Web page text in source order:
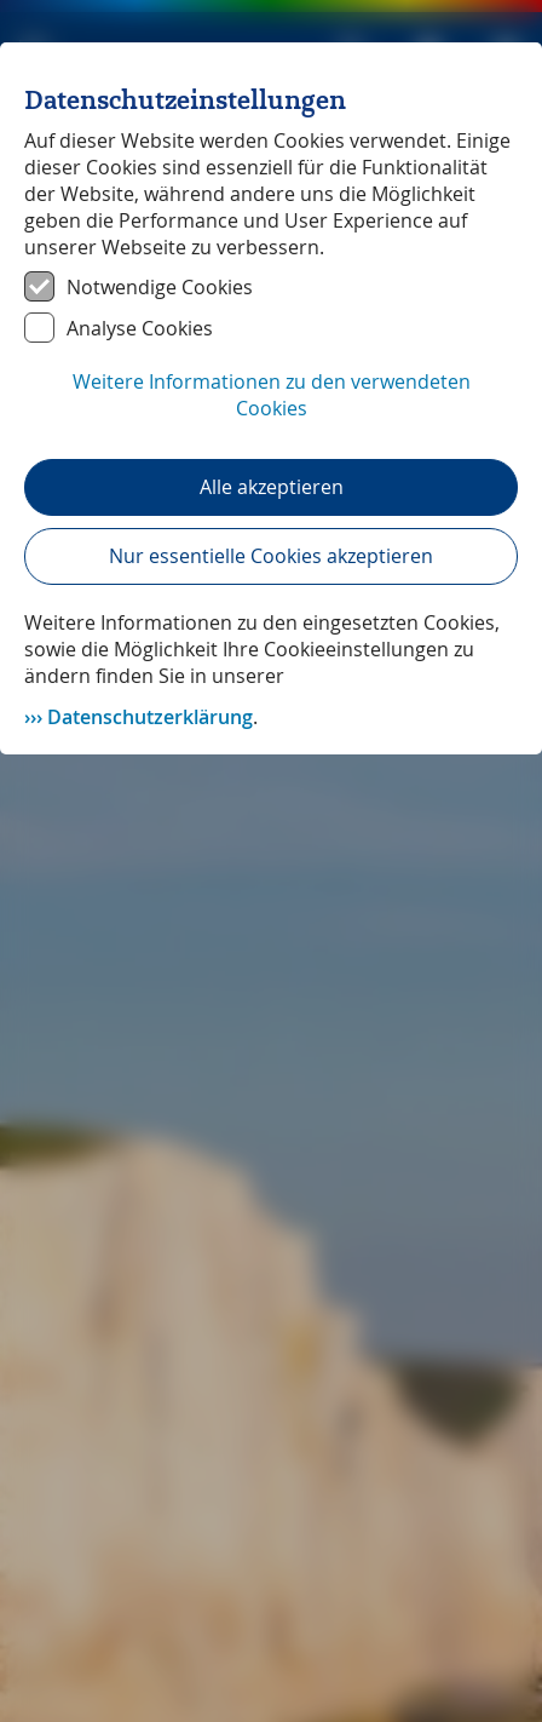
Michael Müller Verlag unabhängig seit 1979
Unsere Reiseführer zuGroßbritannien
Datenschutzeinstellungen
Auf dieser Website werden Cookies verwendet. Einige
dieser Cookies sind essenziell für die Funktionalität
der Website, während andere uns die Möglichkeit
geben die Performance und User Experience auf
unserer Webseite zu verbessern.
Notwendige Cookies
Analyse Cookies
Weitere Informationen zu den verwendeten
Cookies
Alle akzeptieren
Nur essentielle Cookies akzeptieren
Weitere Informationen zu den eingesetzten Cookies,
sowie die Möglichkeit Ihre Cookieeinstellungen zu
ändern finden Sie in unserer
Datenschutzerklärung.